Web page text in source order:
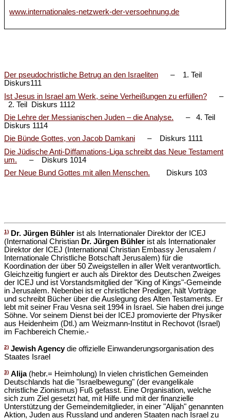
www.internationales-netzwerk-der-versoehnung.de
Der pseudochristliche Betrug an den Israeliten – 1. Teil
Diskurs111
Ist Jesus in Israel am Werk, seine Verheißungen zu erfüllen? –
2. Teil Diskurs 1112
Die Lehre der Messianischen Juden – die Analyse. – 4. Teil
Diskurs 1114
Die Bünde Gottes, von Jacob Damkani – Diskurs 1111
Die Jüdische Anti-Diffamations-Liga schreibt das Neue Testament
um. – Diskurs 1014
Der Neue Bund Gottes mit allen Menschen. Diskurs 103
1) Dr. Jürgen Bühler ist als Internationaler Direktor der ICEJ
(International Christian Dr. Jürgen Bühler ist als Internationaler
Direktor der ICEJ (International Christian Embassy Jerusalem /
Internationale Christliche Botschaft Jerusalem) für die
Koordination der über 50 Zweigstellen in aller Welt verantwortlich.
Gleichzeitig fungiert er auch als Direktor des Deutschen Zweiges
der ICEJ und ist Vorstandsmitglied der "King of Kings"-Gemeinde
in Jerusalem. Nebenbei ist er christlicher Prediger, hält Vorträge
und schreibt Bücher über die Auslegung des Alten Testaments. Er
lebt mit seiner Frau Vesna seit 1994 in Israel. Sie haben drei junge
Söhne. Vor seinem Dienst bei der ICEJ promovierte der Physiker
aus Heidenheim (Dtl.) am Weizmann-Institut in Rechovot (Israel)
im Fachbereich Chemie.-
2) Jewish Agencydie offizielle Einwanderungsorganisation des
Staates Israel
3) Alija(hebr.= Heimholung) In vielen christlichen Gemeinden
Deutschlands hat die "Israelbewegung" (der evangelikale
christliche Zionismus) Fuß gefasst. Eine Organisation, welche
sich zum Ziel gesetzt hat, mit Hilfe und mit der finanzielle
Unterstützung der Gemeindemitglieder, in einer "Alijah" genannten
Aktion, Juden aus Russland und anderen Staaten nach Israel zu